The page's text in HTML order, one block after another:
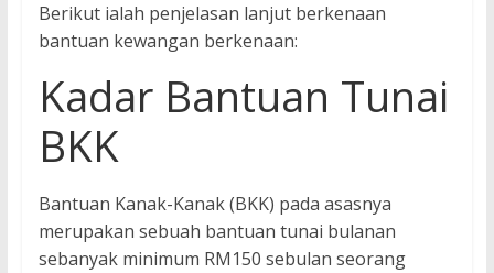
Berikut ialah penjelasan lanjut berkenaan
bantuan kewangan berkenaan:
Kadar Bantuan Tunai
BKK
Bantuan Kanak-Kanak (BKK) pada asasnya
merupakan sebuah bantuan tunai bulanan
sebanyak minimum RM150 sebulan seorang